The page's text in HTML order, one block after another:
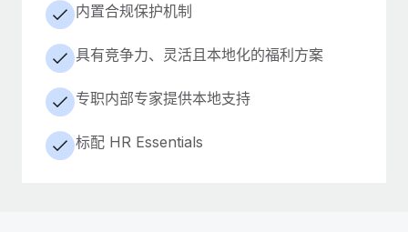
内置合规保护机制
具有竞争力、灵活且本地化的福利方案
专职内部专家提供本地支持
标配 HR Essentials